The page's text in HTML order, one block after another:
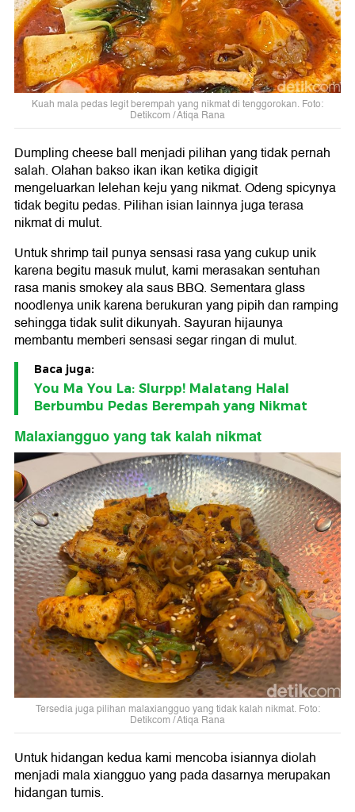
Kuah mala pedas legit berempah yang nikmat di tenggorokan. Foto:
Detikcom / Atiqa Rana
Dumpling cheese ball menjadi pilihan yang tidak pernah
salah. Olahan bakso ikan ikan ketika digigit
mengeluarkan lelehan keju yang nikmat. Odeng spicynya
tidak begitu pedas. Pilihan isian lainnya juga terasa
nikmat di mulut.
Untuk shrimp tail punya sensasi rasa yang cukup unik
karena begitu masuk mulut, kami merasakan sentuhan
rasa manis smokey ala saus BBQ. Sementara glass
noodlenya unik karena berukuran yang pipih dan ramping
sehingga tidak sulit dikunyah. Sayuran hijaunya
membantu memberi sensasi segar ringan di mulut.
Baca juga:
You Ma You La: Slurpp! Malatang Halal
Berbumbu Pedas Berempah yang Nikmat
Malaxiangguo yang tak kalah nikmat
Tersedia juga pilihan malaxiangguo yang tidak kalah nikmat. Foto:
Detikcom / Atiqa Rana
Untuk hidangan kedua kami mencoba isiannya diolah
menjadi mala xiangguo yang pada dasarnya merupakan
hidangan tumis.